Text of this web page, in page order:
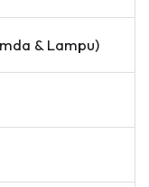
& Lampu)